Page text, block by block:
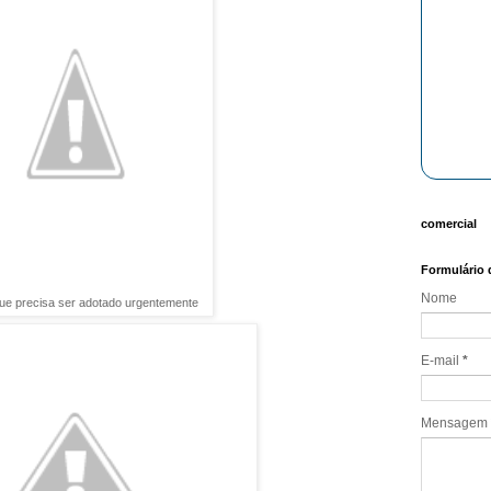
precisa ser adotado urgentemente
comercial
Formulário
Nome
E-mail *
Mensagem